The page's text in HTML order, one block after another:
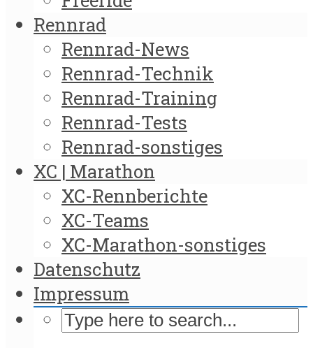
Rennrad
Rennrad-News
Rennrad-Technik
Rennrad-Training
Rennrad-Tests
Rennrad-sonstiges
XC | Marathon
XC-Rennberichte
XC-Teams
XC-Marathon-sonstiges
Datenschutz
Impressum